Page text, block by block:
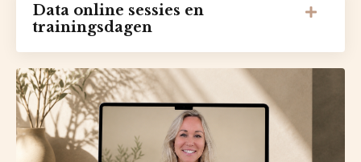
Data online sessies en
trainingsdagen